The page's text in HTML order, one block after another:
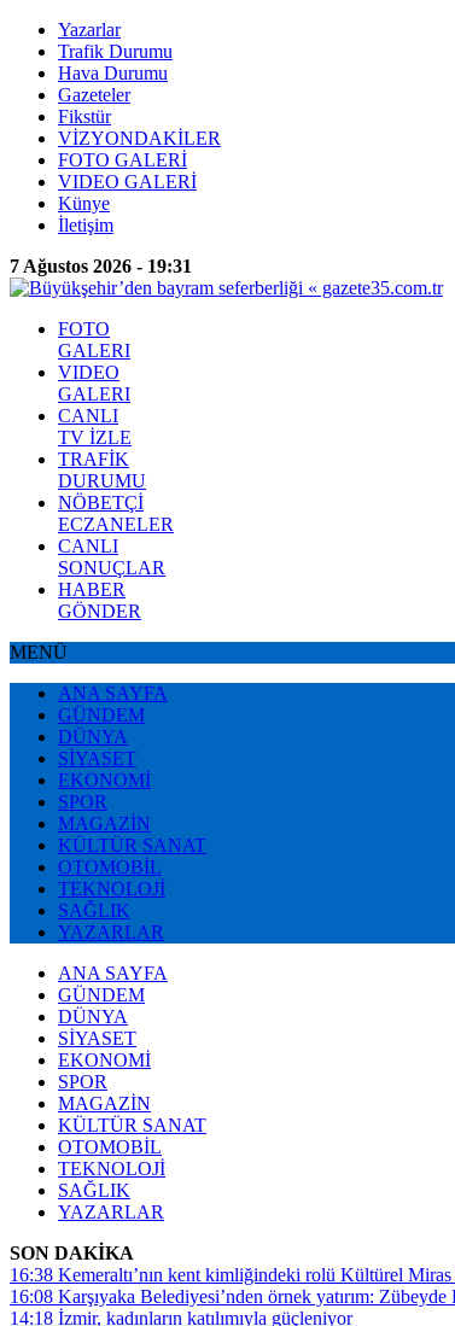
Yazarlar
Trafik Durumu
Hava Durumu
Gazeteler
Fikstür
VİZYONDAKİLER
FOTO GALERİ
VIDEO GALERİ
Künye
İletişim
7 Ağustos 2026 - 19:31
FOTO
GALERI
VIDEO
GALERI
CANLI
TV İZLE
TRAFİK
DURUMU
NÖBETÇİ
ECZANELER
CANLI
SONUÇLAR
HABER
GÖNDER
MENÜ
ANA SAYFA
GÜNDEM
DÜNYA
SİYASET
EKONOMİ
SPOR
MAGAZİN
KÜLTÜR SANAT
OTOMOBİL
TEKNOLOJİ
SAĞLIK
YAZARLAR
ANA SAYFA
GÜNDEM
DÜNYA
SİYASET
EKONOMİ
SPOR
MAGAZİN
KÜLTÜR SANAT
OTOMOBİL
TEKNOLOJİ
SAĞLIK
YAZARLAR
SON DAKİKA
16:38 Kemeraltı’nın kent kimliğindeki rolü Kültürel Miras
16:08 Karşıyaka Belediyesi’nden örnek yatırım: Zübeyde
14:18 İzmir, kadınların katılımıyla güçleniyor